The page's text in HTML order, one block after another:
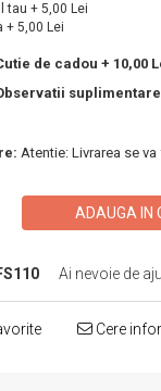
tau + 5,00 Lei
+ 5,00 Lei
de cadou + 10,00
suplimentare
Atentie: Livrarea se
ADAUGA IN
Ai nevoie de
Cere